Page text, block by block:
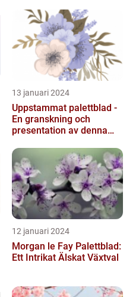
13 januari 2024
Uppstammat palettblad -
En granskning och
presentation av denna
12 januari 2024
Morgan le Fay Palettblad:
Ett Intrikat Älskat Växtval